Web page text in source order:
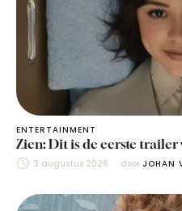
ENTERTAINMENT
Zien: Dit is de eerste trailer
3 augustus 2026 door JOHAN